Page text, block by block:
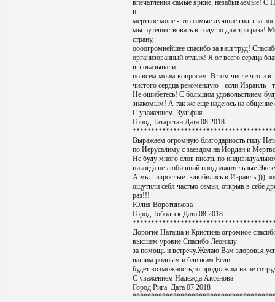
впечатления самые яркие, незабываемые!
и
мертвое море - это самые лучшие гиды за
мы путешествовать в году по два-три
страну,
оооогромнейшее спасибо за ваш труд!
организованный отдых! Я от всего сердца
вы оказывали
по всем моим вопросам. В том числе что и в
чистого сердца рекомендую - если Израиль -
Не ошибетесь! С большим удовольствием
знакомым! А так же еще надеюсь на
С уважением, Зульфия
Город Татарстан Дата 08.2018
Выражаем огромную благодарность гиду
по Иерусалиму с заездом на Иордан и
Не буду много слов писать по
никогда не любивший продолжительные
А мы - взрослые- влюбились в Израиль )))
ощутили себя частью семьи, открыв в себе
раз!!!
Юлия Воротникова
Город Тобольск Дата 08.2018
Дорогие Наташа и Кристина огромное
высшем уровне.Спасибо Леониду
за помощь и встречу.Желаю Вам
вашим родным и близким.Если
будет возможность,то продолжим наше
С уважением Надежда Аксёнова
Город Рига Дата 07.2018